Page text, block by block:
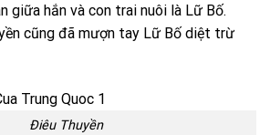
giữa hắn và con trai nuôi là Lữ Bố.
cũng đã mượn tay Lữ Bố diệt trừ
Điêu Thuyền